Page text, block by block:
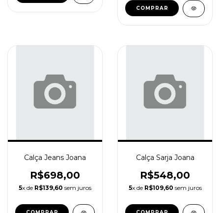
COMPRAR
Calça Jeans Joana
R$698,00
5x de R$139,60 sem juros
Calça Sarja Joana
R$548,00
5x de R$109,60 sem juros